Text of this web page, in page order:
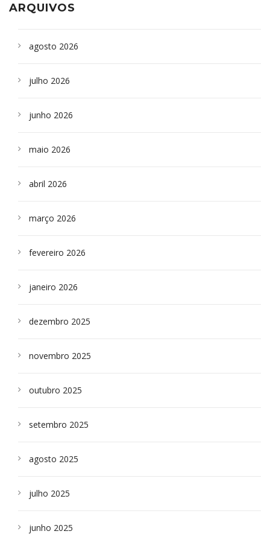
ARQUIVOS
agosto 2026
julho 2026
junho 2026
maio 2026
abril 2026
março 2026
fevereiro 2026
janeiro 2026
dezembro 2025
novembro 2025
outubro 2025
setembro 2025
agosto 2025
julho 2025
junho 2025